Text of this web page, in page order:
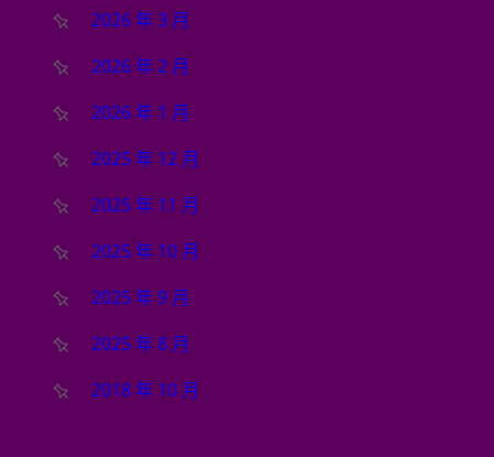
2026 年 3 月
2026 年 2 月
2026 年 1 月
2025 年 12 月
2025 年 11 月
2025 年 10 月
2025 年 9 月
2025 年 8 月
2018 年 10 月